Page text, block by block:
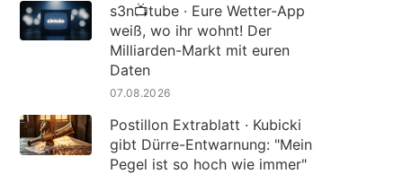
s3n📺tube · Eure Wetter-App
weiß, wo ihr wohnt! Der
Milliarden-Markt mit euren
Daten
07.08.2026
Postillon Extrablatt · Kubicki
gibt Dürre-Entwarnung: "Mein
Pegel ist so hoch wie immer"